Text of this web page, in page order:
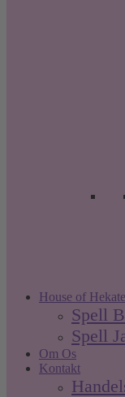
House of
Spell
Spell
Om Os
Kontakt